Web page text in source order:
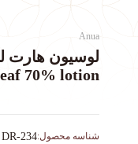
Anua
70% lotion
شناسه محصول:DR-234